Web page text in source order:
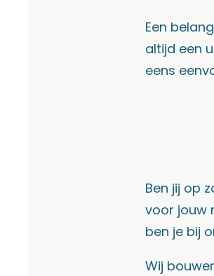
Een
altijd een
eens
Ben jij op
voor jouw
ben je bij
Wij